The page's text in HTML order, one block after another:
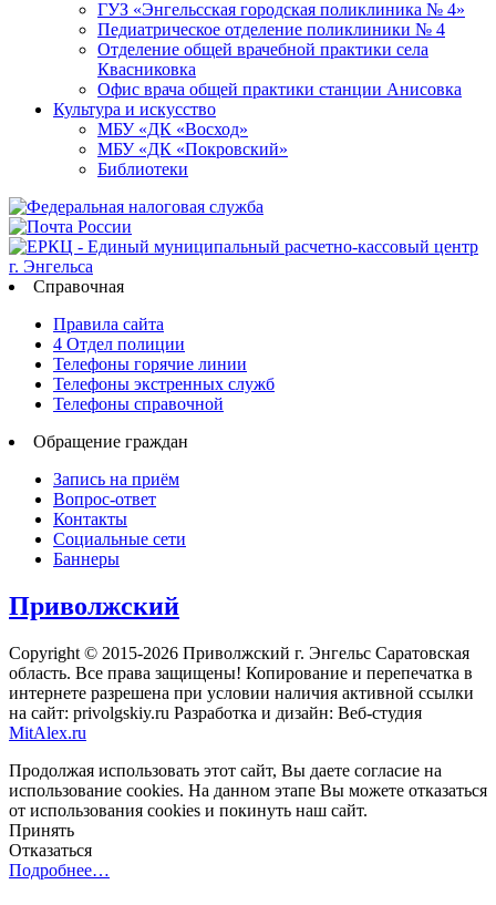
ГУЗ «Энгельсская городская поликлиника № 4»
Педиатрическое отделение поликлиники № 4
Отделение общей врачебной практики села
Квасниковка
Офис врача общей практики станции Анисовка
Культура и искусство
МБУ «ДК «Восход»
МБУ «ДК «Покровский»
Библиотеки
Справочная
Правила сайта
4 Отдел полиции
Телефоны горячие линии
Телефоны экстренных служб
Телефоны справочной
Обращение граждан
Запись на приём
Вопрос-ответ
Контакты
Социальные сети
Баннеры
Приволжский
Copyright © 2015-2026 Приволжский г. Энгельс Саратовская
область. Все права защищены! Копирование и перепечатка в
интернете разрешена при условии наличия активной ссылки
на сайт: privolgskiy.ru Разработка и дизайн: Веб-студия
MitAlex.ru
Продолжая использовать этот сайт, Вы даете согласие на
использование cookies. На данном этапе Вы можете отказаться
от использования cookies и покинуть наш сайт.
Принять
Отказаться
Подробнее…